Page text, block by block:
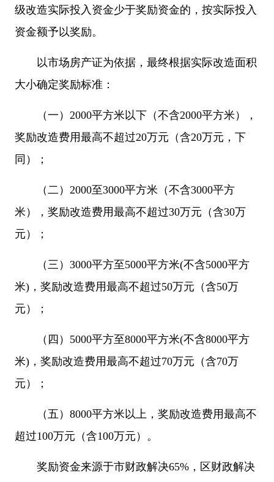
级改造实际投入资金少于奖励资金的，按实际投入
资金额予以奖励。
以市场房产证为依据，最终根据实际改造面积
大小确定奖励标准：
（一）2000平方米以下（不含2000平方米），
奖励改造费用最高不超过20万元（含20万元，下
同）；
（二）2000至3000平方米（不含3000平方
米），奖励改造费用最高不超过30万元（含30万
元）；
（三）3000平方至5000平方米(不含5000平方
米)，奖励改造费用最高不超过50万元（含50万
元）；
（四）5000平方至8000平方米(不含8000平方
米)，奖励改造费用最高不超过70万元（含70万
元）；
（五）8000平方米以上，奖励改造费用最高不
超过100万元（含100万元）。
奖励资金来源于市财政解决65%，区财政解决